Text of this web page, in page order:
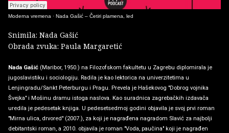
Moderna vremena · Nada Gašić – Četiri plamena, led
Snimila: Nada Gašić
Obrada zvuka: Paula Margaretić
Nada Gašić (Maribor, 1950.) na Filozofskom fakultetu u Zagrebu diplomirala je
jugoslavistiku i sociologiju. Radila je kao lektorica na univerzitetima u
Lenjingradu/Sankt Peterburgu i Pragu. Prevela je Hašekovog "Dobrog vojnika
Švejka" i Mošinu dramu istoga naslova. Kao suradnica zagrebačkih izdavača
uredila je pedesetak knjiga. U pedesetsedmoj godini objavila je svoj prvi roman
"Mirna ulica, drvored" (2007.), za koji je nagrađena nagradom Slavić za najbolji
debitantski roman, a 2010. objavila je roman "Voda, paučina" koji je nagrađen